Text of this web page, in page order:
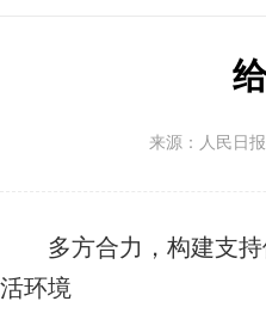
来源：人民日
多方合力，构建支
活环境